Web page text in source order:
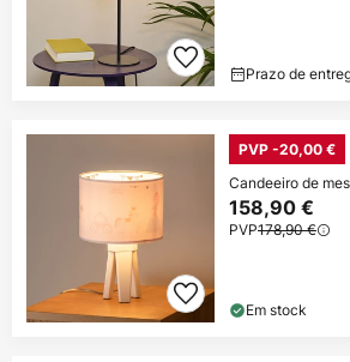
Prazo de
PVP -20,00 €
Candeeiro de
158,90 €
PVP178,90 €
Em stock